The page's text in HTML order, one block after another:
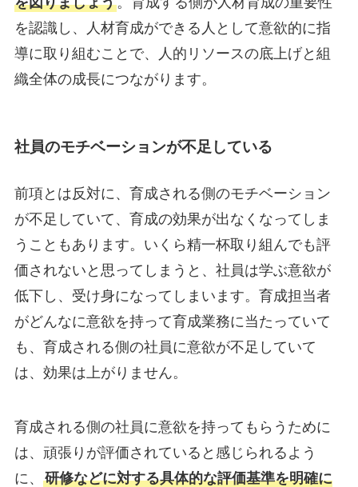
を認識し、人材育成ができる人として意欲的に指
導に取り組むことで、人的リソースの底上げと組
織全体の成長につながります。
社員のモチベーションが不足している
前項とは反対に、育成される側のモチベーション
が不足していて、育成の効果が出なくなってしま
うこともあります。いくら精一杯取り組んでも評
価されないと思ってしまうと、社員は学ぶ意欲が
低下し、受け身になってしまいます。育成担当者
がどんなに意欲を持って育成業務に当たっていて
も、育成される側の社員に意欲が不足していて
は、効果は上がりません。
育成される側の社員に意欲を持ってもらうために
は、頑張りが評価されていると感じられるよう
に、 研修などに対する具体的な評価基準を明確に